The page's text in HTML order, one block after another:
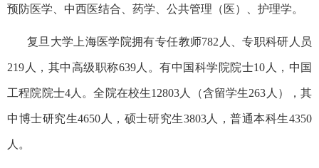
预防医学、中西医结合、药学、公共管理（医）、护理学。
复旦大学上海医学院拥有专任教师782 人、专职科研人员
219人，其中高级职称639人。有中国科学院院士10人，中国
工程院院士4人。全院在校生12803人 （含留学生263 人） ，其
中博士研究生4650 人，硕士研究生3803人 ，普通本科生4350
人 。